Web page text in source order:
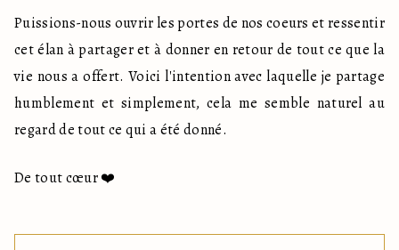
Puissions-nous ouvrir les portes de nos coeurs et ressentir
cet élan à partager et à donner en retour de tout ce que la
vie nous a offert. Voici l'intention avec laquelle je partage
humblement et simplement, cela me semble naturel au
regard de tout ce qui a été donné.
De tout cœur ❤️